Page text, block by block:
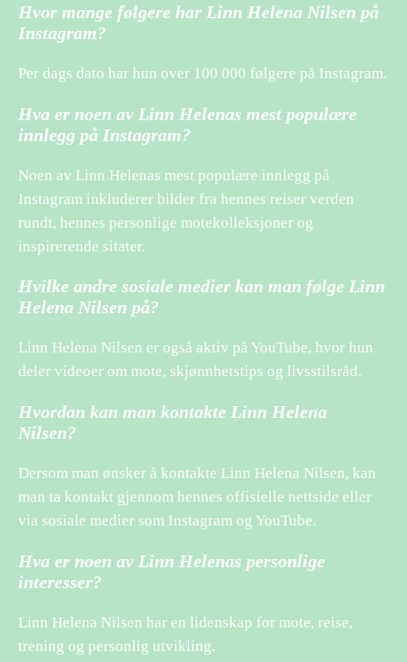
Hvor mange følgere har Linn Helena Nilsen på
Instagram?
Per dags dato har hun over 100 000 følgere på Instagram.
Hva er noen av Linn Helenas mest populære
innlegg på Instagram?
Noen av Linn Helenas mest populære innlegg på
Instagram inkluderer bilder fra hennes reiser verden
rundt, hennes personlige motekolleksjoner og
inspirerende sitater.
Hvilke andre sosiale medier kan man følge Linn
Helena Nilsen på?
Linn Helena Nilsen er også aktiv på YouTube, hvor hun
deler videoer om mote, skjønnhetstips og livsstilsråd.
Hvordan kan man kontakte Linn Helena
Nilsen?
Dersom man ønsker å kontakte Linn Helena Nilsen, kan
man ta kontakt gjennom hennes offisielle nettside eller
via sosiale medier som Instagram og YouTube.
Hva er noen av Linn Helenas personlige
interesser?
Linn Helena Nilsen har en lidenskap for mote, reise,
trening og personlig utvikling.